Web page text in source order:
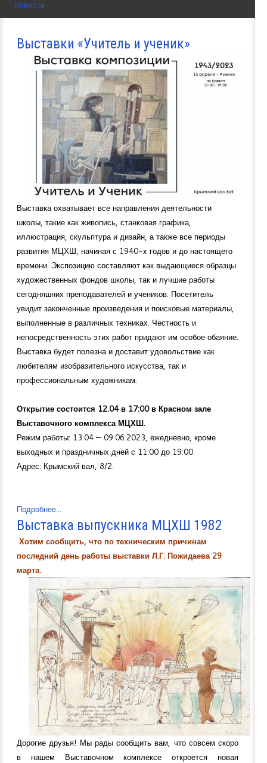
Новости
Выставки «Учитель и ученик»
Выставка охватывает все направления деятельности
школы, такие как живопись, станковая графика,
иллюстрация, скульптура и дизайн, а также все периоды
развития МЦХШ, начиная с 1940-х годов и до настоящего
времени. Экспозицию составляют как выдающиеся образцы
художественных фондов школы, так и лучшие работы
сегодняшних преподавателей и учеников. Посетитель
увидит законченные произведения и поисковые материалы,
выполненные в различных техниках. Честность и
непосредственность этих работ придают им особое обаяние.
Выставка будет полезна и доставит удовольствие как
любителям изобразительного искусства, так и
профессиональным художникам.
Открытие состоится 12.04 в 17:00 в Красном зале
Выставочного комплекса МЦХШ.
Режим работы: 13.04 — 09.06.2023, ежедневно, кроме
выходных и праздничных дней с 11:00 до 19:00.
Адрес: Крымский вал, 8/2.
Подробнее...
Выставка выпускника МЦХШ 1982
Хотим сообщить, что по техническим причинам
последний день работы выставки Л.Г. Пожидаева 29
марта.
Дорогие друзья! Мы рады сообщить вам, что совсем скоро
в нашем Выставочном комплексе откроется новая